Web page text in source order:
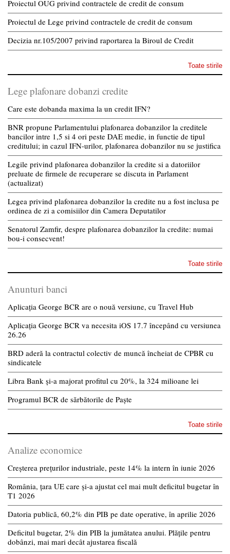
Proiectul OUG privind contractele de credit de consum
Proiectul de Lege privind contractele de credit de consum
Decizia nr.105/2007 privind raportarea la Biroul de Credit
Toate stirile
Lege plafonare dobanzi credite
Care este dobanda maxima la un credit IFN?
BNR propune Parlamentului plafonarea dobanzilor la creditele
bancilor intre 1,5 si 4 ori peste DAE medie, in functie de tipul
creditului; in cazul IFN-urilor, plafonarea dobanzilor nu se justifica
Legile privind plafonarea dobanzilor la credite si a datoriilor
preluate de firmele de recuperare se discuta in Parlament
(actualizat)
Legea privind plafonarea dobanzilor la credite nu a fost inclusa pe
ordinea de zi a comisiilor din Camera Deputatilor
Senatorul Zamfir, despre plafonarea dobanzilor la credite: numai
bou-i consecvent!
Toate stirile
Anunturi banci
Aplicația George BCR are o nouă versiune, cu Travel Hub
Aplicația George BCR va necesita iOS 17.7 începând cu versiunea
26.26
BRD aderă la contractul colectiv de muncă încheiat de CPBR cu
sindicatele
Libra Bank și-a majorat profitul cu 20%, la 324 milioane lei
Programul BCR de sărbătorile de Paște
Toate stirile
Analize economice
Creșterea prețurilor industriale, peste 14% la intern în iunie 2026
România, țara UE care și-a ajustat cel mai mult deficitul bugetar în
T1 2026
Datoria publică, 60,2% din PIB pe date operative, în aprilie 2026
Deficitul bugetar, 2% din PIB la jumătatea anului. Plățile pentru
dobânzi, mai mari decât ajustarea fiscală